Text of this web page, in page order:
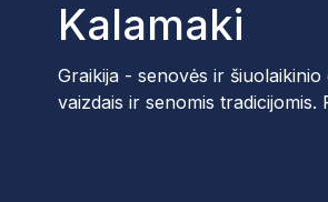
Kalamaki
Graikija - senovės ir
vaizdais ir senomis